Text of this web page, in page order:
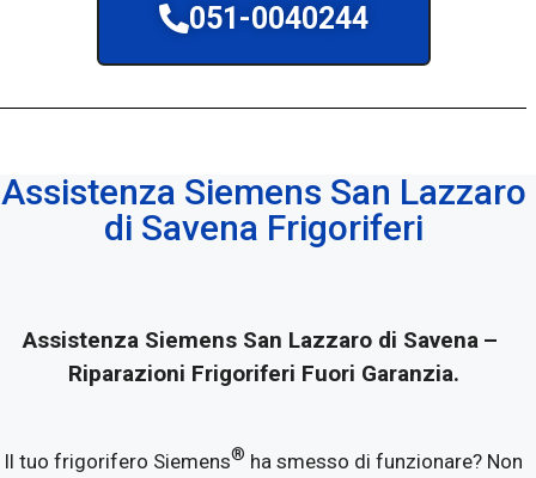
051-0040244
Assistenza Siemens San Lazzaro
di Savena Frigoriferi
Assistenza Siemens San Lazzaro di Savena –
Riparazioni Frigoriferi Fuori Garanzia.
Il tuo frigorifero Siemens® ha smesso di funzionare? Non